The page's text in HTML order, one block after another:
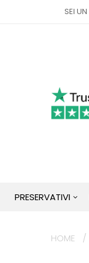
SEI UN
PRESERVATIVI
HOME